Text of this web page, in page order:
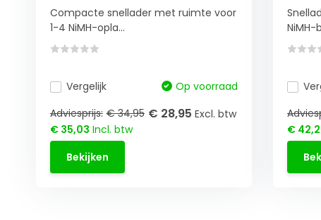
Compacte snellader met ruimte voor
1-4 NiMH-opla...
Vergelijk
Op voorraad
Adviesprijs: € 34,95 € 28,95 Excl. btw
€ 35,03 Incl. btw
Bekijken
NiMH-
€